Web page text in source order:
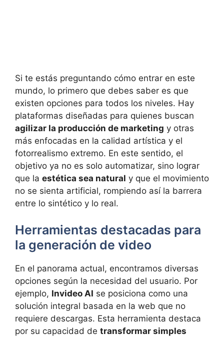
Si te estás preguntando cómo entrar en este
mundo, lo primero que debes saber es que
existen opciones para todos los niveles. Hay
plataformas diseñadas para quienes buscan
agilizar la producción de marketing y otras
más enfocadas en la calidad artística y el
fotorrealismo extremo. En este sentido, el
objetivo ya no es solo automatizar, sino lograr
que la estética sea natural y que el movimiento
no se sienta artificial, rompiendo así la barrera
entre lo sintético y lo real.
Herramientas destacadas para
la generación de video
En el panorama actual, encontramos diversas
opciones según la necesidad del usuario. Por
ejemplo, Invideo AI se posiciona como una
solución integral basada en la web que no
requiere descargas. Esta herramienta destaca
por su capacidad de transformar simples